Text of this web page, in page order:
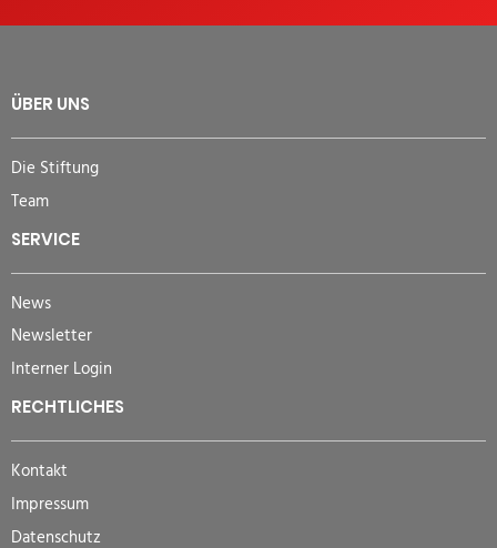
ÜBER UNS
Die Stiftung
Team
SERVICE
News
Newsletter
Interner Login
RECHTLICHES
Kontakt
Impressum
Datenschutz